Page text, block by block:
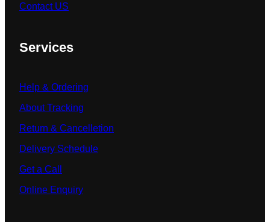
Contact US
Services
Help & Ordering
About Tracking
Return & Cancelletion
Delivery Schedule
Get a Call
Online Enquiry